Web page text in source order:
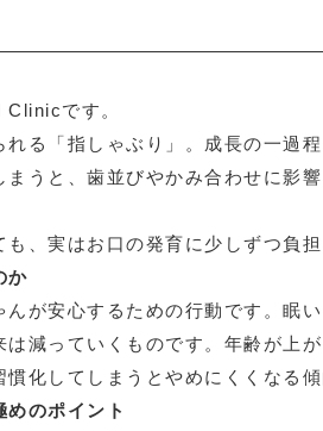
です。
る「指しゃぶり」。成長の一過
まうと、歯並びやかみ合わせに影
、実はお口の発育に少しずつ負
か
が安心するための行動です。眠
は減っていくものです。年齢が上
化してしまうとやめにくくなる傾
のポイント